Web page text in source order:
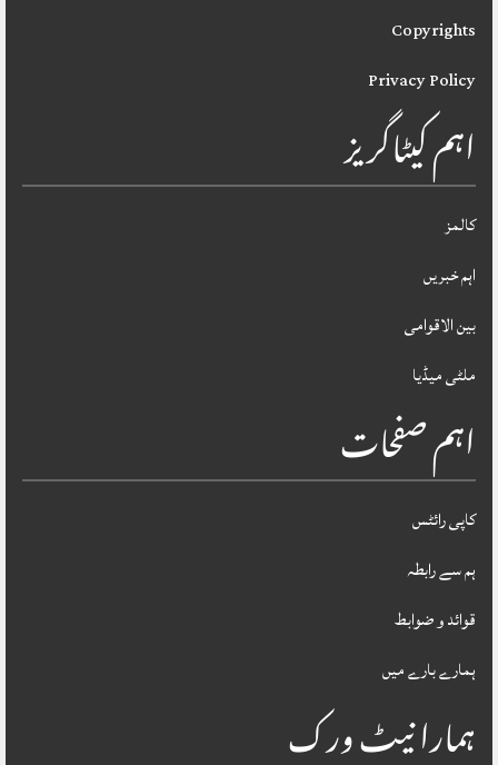
Copyrights
Privacy Policy
اہم کیٹاگریز
کالمز
اہم خبریں
بین الاقوامی
ملٹی میڈیا
اہم صفحات
کاپی رائٹس
ہم سے رابطہ
قوائد و ضوابط
ہمارے بارے میں